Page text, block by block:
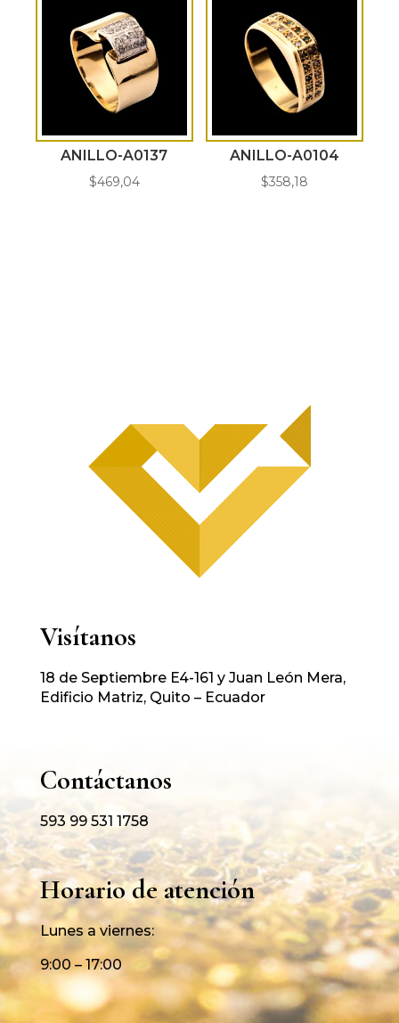
ANILLO-A0137
$469,04
ANILLO-A0104
$358,18
Visítanos
18 de Septiembre E4-161 y Juan León Mera,
Edificio Matriz, Quito – Ecuador
Contáctanos
593 99 531 1758
Horario de atención
Lunes a viernes:
9:00 – 17:00